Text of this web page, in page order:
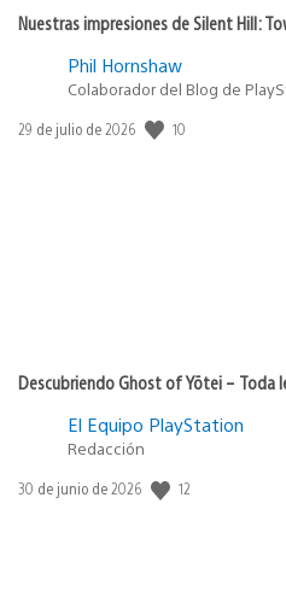
Nuestras impresiones de Silent Hill:
Phil Hornshaw
Colaborador del Blog de
Fecha
29 de julio de 2026 10
Descubriendo Ghost of Yōtei – Toda
El Equipo PlayStation
Redacción
Fecha
30 de junio de 2026 12